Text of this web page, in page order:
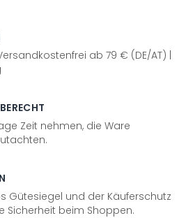
ab 79 € (DE/AT) |
Zeit nehmen, die Ware
Gütesiegel und der Käuferschutz
Sicherheit beim Shoppen.